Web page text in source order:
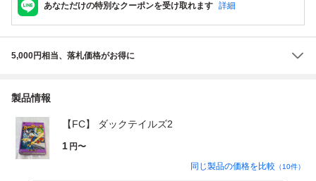
あなただけの特別なクーポンを受け取れます 詳細
5,000円相当、落札価格がお得に
製品情報
【FC】 ダックテイルズ2
1 円〜
同じ製品の価格を比較 （10件）